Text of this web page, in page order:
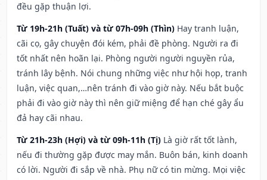
đều gặp thuận lợi.
Từ 19h-21h (Tuất) và từ 07h-09h (Thìn) Hay tranh luận,
cãi cọ, gây chuyện đói kém, phải đề phòng. Người ra đi
tốt nhất nên hoãn lại. Phòng người người nguyền rủa,
tránh lây bệnh. Nói chung những việc như hội họp, tranh
luận, việc quan,…nên tránh đi vào giờ này. Nếu bắt buộc
phải đi vào giờ này thì nên giữ miệng để hạn ché gây ẩu
đả hay cãi nhau.
Từ 21h-23h (Hợi) và từ 09h-11h (Tị) Là giờ rất tốt lành,
nếu đi thường gặp được may mắn. Buôn bán, kinh doanh
có lời. Người đi sắp về nhà. Phụ nữ có tin mừng. Mọi việc